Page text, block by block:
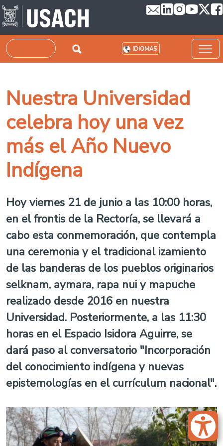
Pasar al contenido principal
Buscar IDIOMAS
Nuestra Universidad
celebra hoy una vez
más el Año Nuevo
Indígena
Hoy viernes 21 de junio a las 10:00 horas,
en el frontis de la Rectoría, se llevará a
cabo esta conmemoración, que contempla
una ceremonia y el tradicional izamiento
de las banderas de los pueblos originarios
selknam, aymara, rapa nui y mapuche
realizado desde 2016 en nuestra
Universidad. Posteriormente, a las 11:30
horas en el Espacio Isidora Aguirre, se
dará paso al conversatorio "Incorporación
del conocimiento indígena y nuevas
epistemologías en el currículum nacional".